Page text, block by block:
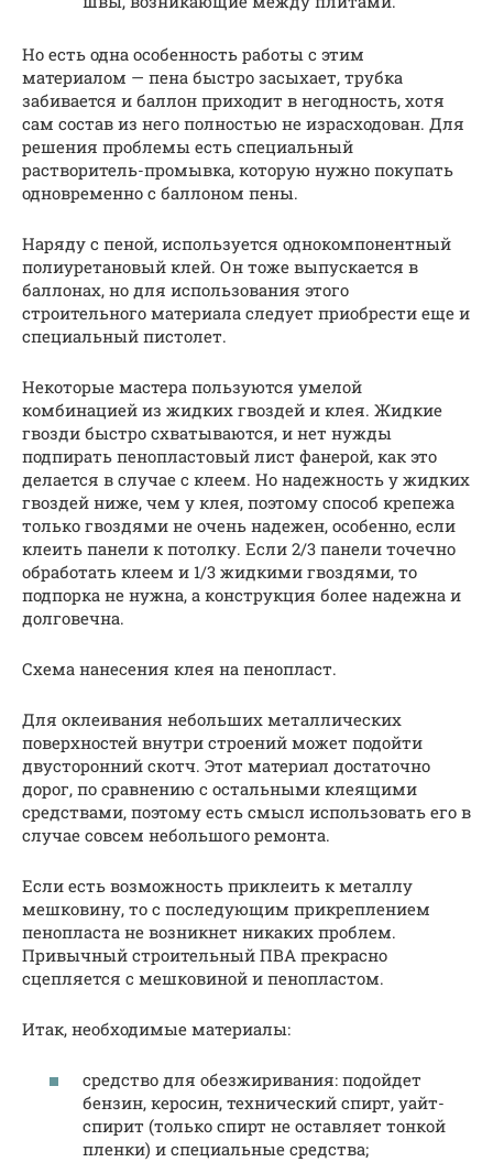
Но есть одна особенность работы с этим
материалом — пена быстро засыхает, трубка
забивается и баллон приходит в негодность, хотя
сам состав из него полностью не израсходован. Для
решения проблемы есть специальный
растворитель-промывка, которую нужно покупать
одновременно с баллоном пены.
Наряду с пеной, используется однокомпонентный
полиуретановый клей. Он тоже выпускается в
баллонах, но для использования этого
строительного материала следует приобрести еще и
специальный пистолет.
Некоторые мастера пользуются умелой
комбинацией из жидких гвоздей и клея. Жидкие
гвозди быстро схватываются, и нет нужды
подпирать пенопластовый лист фанерой, как это
делается в случае с клеем. Но надежность у жидких
гвоздей ниже, чем у клея, поэтому способ крепежа
только гвоздями не очень надежен, особенно, если
клеить панели к потолку. Если 2/3 панели точечно
обработать клеем и 1/3 жидкими гвоздями, то
подпорка не нужна, а конструкция более надежна и
долговечна.
Схема нанесения клея на пенопласт.
Для оклеивания небольших металлических
поверхностей внутри строений может подойти
двусторонний скотч. Этот материал достаточно
дорог, по сравнению с остальными клеящими
средствами, поэтому есть смысл использовать его в
случае совсем небольшого ремонта.
Если есть возможность приклеить к металлу
мешковину, то с последующим прикреплением
пенопласта не возникнет никаких проблем.
Привычный строительный ПВА прекрасно
сцепляется с мешковиной и пенопластом.
Итак, необходимые материалы:
средство для обезжиривания: подойдет
бензин, керосин, технический спирт, уайт-
спирит (только спирт не оставляет тонкой
пленки) и специальные средства;